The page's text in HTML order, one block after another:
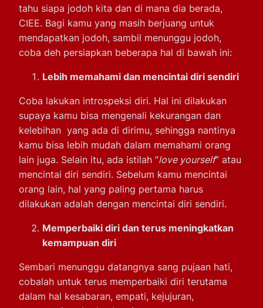
tahu siapa jodoh kita dan di mana dia berada,
CIEE. Bagi kamu yang masih berjuang untuk
mendapatkan jodoh, sambil menunggu jodoh,
coba deh persiapkan beberapa hal di bawah ini:
Lebih memahami dan mencintai diri sendiri
Coba lakukan introspeksi diri. Hal ini dilakukan
supaya kamu bisa mengenali kekurangan dan
kelebihan yang ada di dirimu, sehingga nantinya
kamu bisa lebih mudah dalam memahami orang
lain juga. Selain itu, ada istilah “love yourself” atau
mencintai diri sendiri. Sebelum kamu mencintai
orang lain, hal yang paling pertama harus
dilakukan adalah dengan mencintai diri sendiri.
Memperbaiki diri dan terus meningkatkan
kemampuan diri
Sembari menunggu datangnya sang pujaan hati,
cobalah untuk terus memperbaiki diri terutama
dalam hal kesabaran, empati, kejujuran,